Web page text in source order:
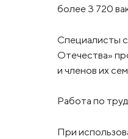
более 3 720
Специалисты
Отечества»
и членов их
Работа по
При